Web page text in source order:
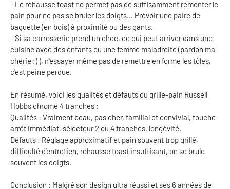
- Le rehausse toast ne permet pas de suffisamment remonter le
pain pour ne pas se bruler les doigts... Prévoir une paire de
baguette (en bois) à proximité ou des gants.
- Si sa carrosserie prend un choc, ce qui peut arriver dans une
cuisine avec des enfants ou une femme maladroite (pardon ma
chérie ;) ), n'essayer même pas de remettre en forme les tôles,
c'est peine perdue.
En résumé, voici les qualités et défauts du grille-pain Russell
Hobbs chromé 4 tranches :
Qualités : Vraiment beau, pas cher, familial et convivial, touche
arrêt immédiat, sélecteur 2 ou 4 tranches, longévité.
Défauts : Réglage approximatif et pain souvent trop grillé,
difficulté d'entretien, réhausse toast insuffisant, on se brule
souvent les doigts.
Conclusion : Malgré son design ultra réussi et ses 6 années de